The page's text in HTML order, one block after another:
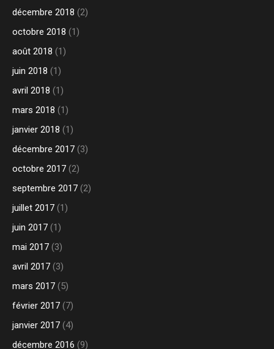
décembre 2018 (2)
octobre 2018 (1)
août 2018 (1)
juin 2018 (1)
avril 2018 (1)
mars 2018 (1)
janvier 2018 (1)
décembre 2017 (3)
octobre 2017 (2)
septembre 2017 (2)
juillet 2017 (1)
juin 2017 (1)
mai 2017 (3)
avril 2017 (3)
mars 2017 (5)
février 2017 (7)
janvier 2017 (4)
décembre 2016 (9)